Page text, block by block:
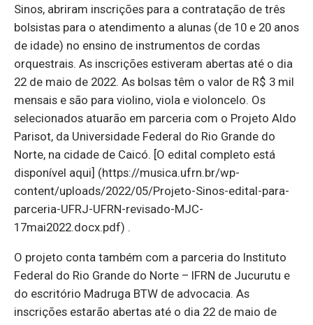
Sinos, abriram inscrições para a contratação de três
bolsistas para o atendimento a alunas (de 10 e 20 anos
de idade) no ensino de instrumentos de cordas
orquestrais. As inscrições estiveram abertas até o dia
22 de maio de 2022. As bolsas têm o valor de R$ 3 mil
mensais e são para violino, viola e violoncelo. Os
selecionados atuarão em parceria com o Projeto Aldo
Parisot, da Universidade Federal do Rio Grande do
Norte, na cidade de Caicó. [O edital completo está
disponível aqui] (https://musica.ufrn.br/wp-
content/uploads/2022/05/Projeto-Sinos-edital-para-
parceria-UFRJ-UFRN-revisado-MJC-
17mai2022.docx.pdf) .
O projeto conta também com a parceria do Instituto
Federal do Rio Grande do Norte – IFRN de Jucurutu e
do escritório Madruga BTW de advocacia. As
inscrições estarão abertas até o dia 22 de maio de